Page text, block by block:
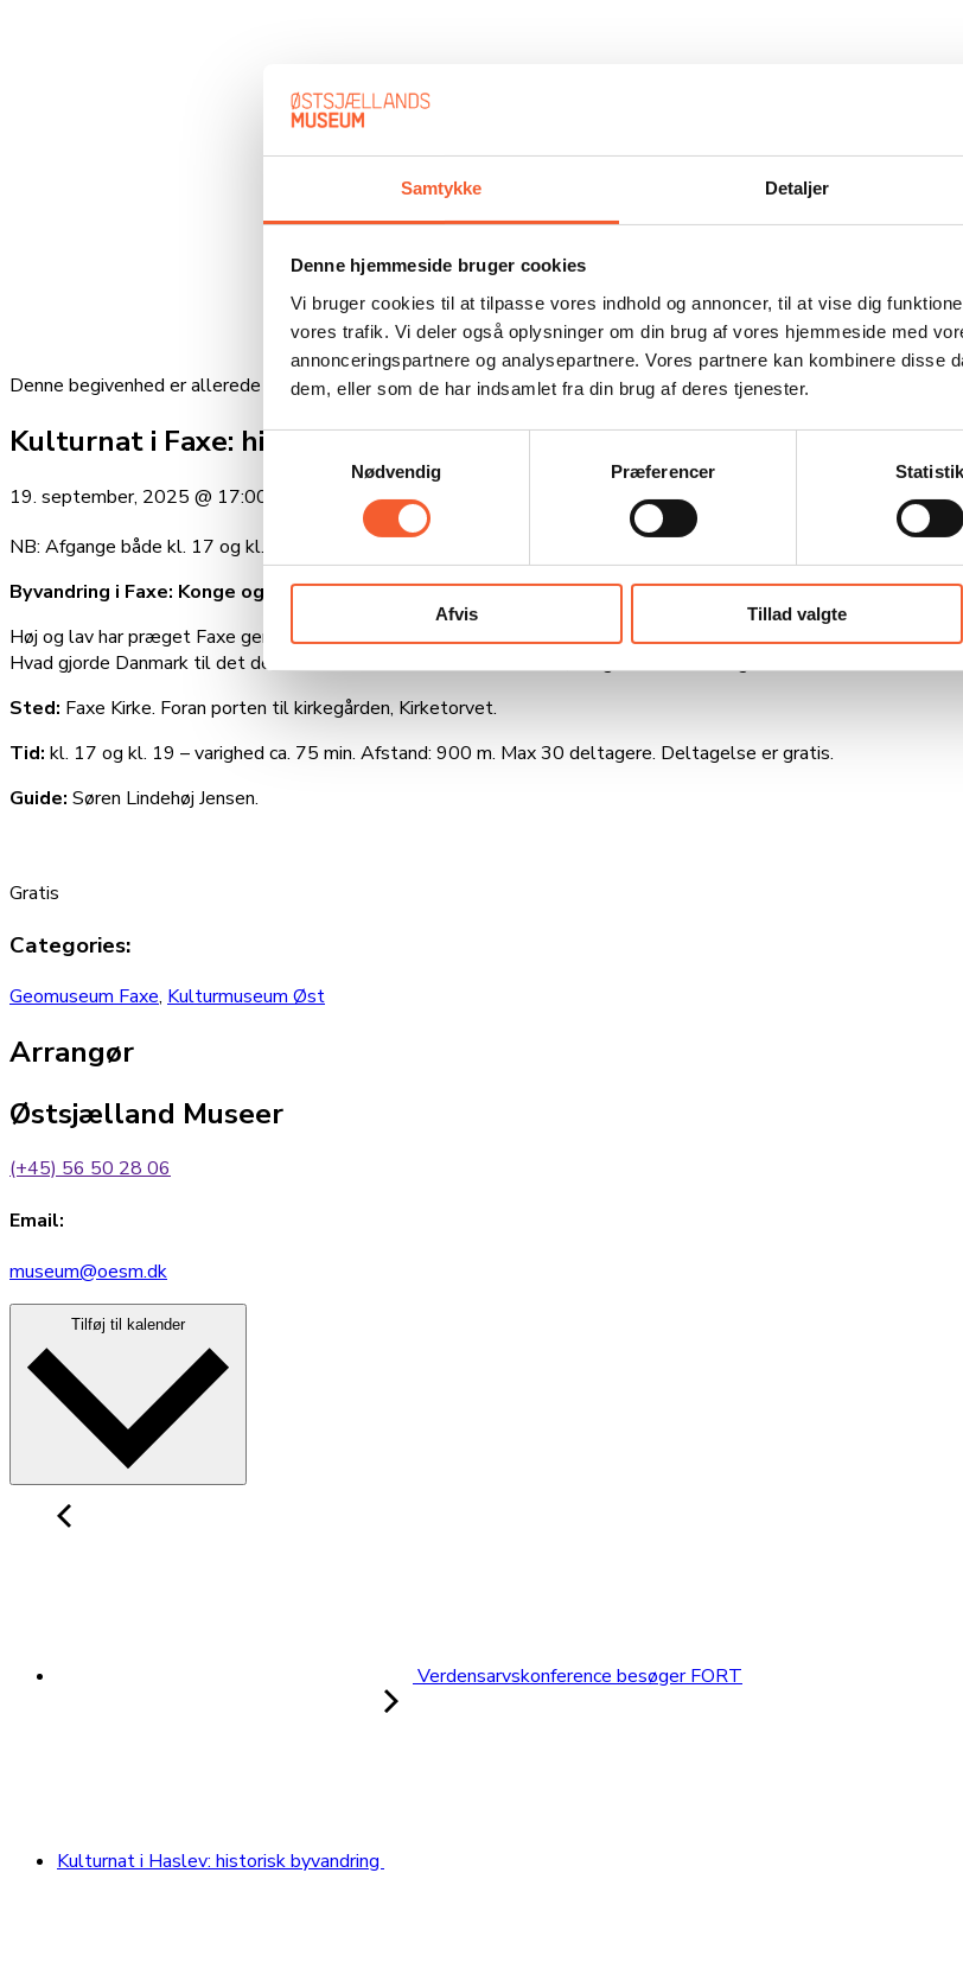
Samtykke Detaljer
Denne hjemmeside bruger cookies
Vi bruger cookies til at tilpasse vores indhold og annoncer, til at vise dig
vores trafik. Vi deler også oplysninger om din brug af vores hjemmeside med
annonceringspartnere og analysepartnere. Vores partnere kan kombinere disse
dem, eller som de har indsamlet fra din brug af deres tjenester.
Samtykkevalg
Nødvendig
Præferencer Statistik
Afvis Tillad valgte
Denne begivenhed er allerede afholdt.
Kulturnat i Faxe: historisk byvandring
19. september, 2025 @ 17:00
NB: Afgange både kl. 17 og kl. 19
Byvandring i Faxe: Konge og krybskytter – Præst og degn.
Høj og lav har præget Faxe gennem tiden. Gå med, se hvordan og hør historierne. Du kender byen, og dog…..
Hvad gjorde Danmark til det demokratiske videnssamfund vi lever i, i dag? Kom det af sig selv?
Sted: Faxe Kirke. Foran porten til kirkegården, Kirketorvet.
Tid: kl. 17 og kl. 19 – varighed ca. 75 min. Afstand: 900 m. Max 30 deltagere. Deltagelse er gratis.
Guide: Søren Lindehøj Jensen.
Gratis
Categories:
Geomuseum Faxe, Kulturmuseum Øst
Arrangør
Østsjælland Museer
(+45) 56 50 28 06
Email:
museum@oesm.dk
Tilføj til kalender
Verdensarvskonference besøger FORT
Kulturnat i Haslev: historisk byvandring